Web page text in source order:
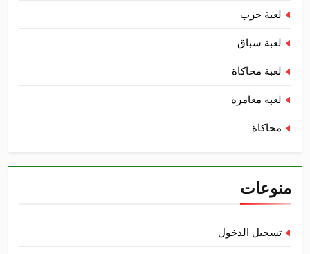
لعبة حرب
لعبة سباق
لعبة محاكاة
لعبة مغامرة
محاكاة
منوعات
تسجيل الدخول